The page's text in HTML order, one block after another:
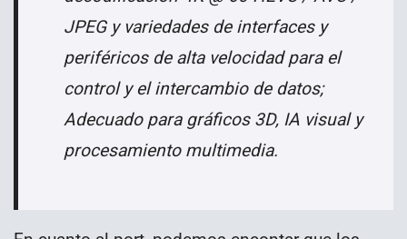
JPEG y variedades de interfaces y
periféricos de alta velocidad para el
control y el intercambio de datos;
Adecuado para gráficos 3D, IA visual y
procesamiento multimedia.